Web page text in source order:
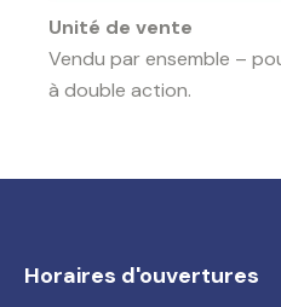
Unité de vente
Vendu par ensemble –
à double action.
Horaires d'ouvertures